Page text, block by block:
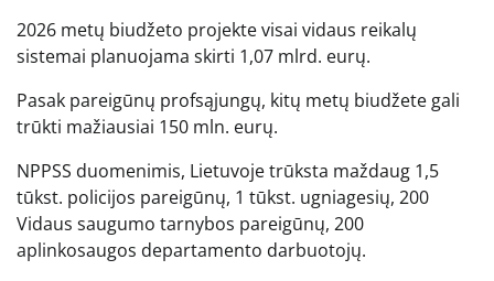
2026 metų biudžeto projekte visai vidaus reikalų
sistemai planuojama skirti 1,07 mlrd. eurų.
Pasak pareigūnų profsąjungų, kitų metų biudžete gali
trūkti mažiausiai 150 mln. eurų.
NPPSS duomenimis, Lietuvoje trūksta maždaug 1,5
tūkst. policijos pareigūnų, 1 tūkst. ugniagesių, 200
Vidaus saugumo tarnybos pareigūnų, 200
aplinkosaugos departamento darbuotojų.